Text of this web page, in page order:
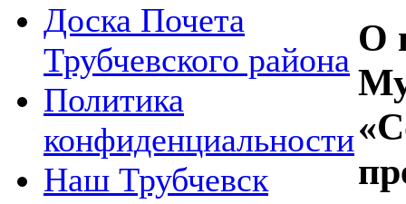
Доска Почета
Трубчевского района
Политика
конфиденциальности
Наш Трубчевск
О